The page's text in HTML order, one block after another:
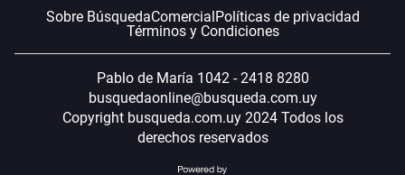
Sobre BúsquedaComercialPolíticas de privacidad
Términos y Condiciones
Pablo de María 1042 - 2418 8280
busquedaonline@busqueda.com.uy
Copyright busqueda.com.uy 2024 Todos los
derechos reservados